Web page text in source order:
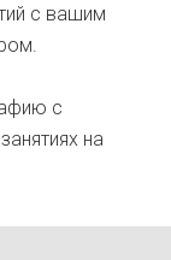
с вашим
с
на